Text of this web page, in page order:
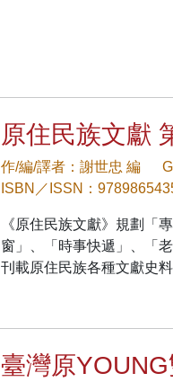
原住民族文獻
作/編/譯者：謝世忠 編
ISBN／ISSN：
《原住民族文獻》規劃「
窗」、「時事快遞」、「
刊載原住民族各種文獻史
臺灣原